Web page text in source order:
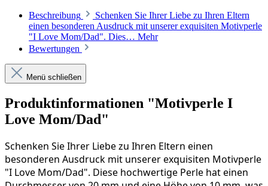
Beschreibung
Schenken Sie Ihrer Liebe zu Ihren Eltern
einen besonderen Ausdruck mit unserer exquisiten Motivperle
"I Love Mom/Dad". Dies… Mehr
Bewertungen
Menü schließen
Produktinformationen "Motivperle I
Love Mom/Dad"
Schenken Sie Ihrer Liebe zu Ihren Eltern einen
besonderen Ausdruck mit unserer exquisiten Motivperle
"I Love Mom/Dad". Diese hochwertige Perle hat einen